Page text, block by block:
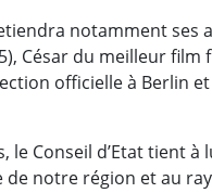
notamment ses
César du meilleur
officielle à Berlin
Conseil d’Etat tient
notre région et au